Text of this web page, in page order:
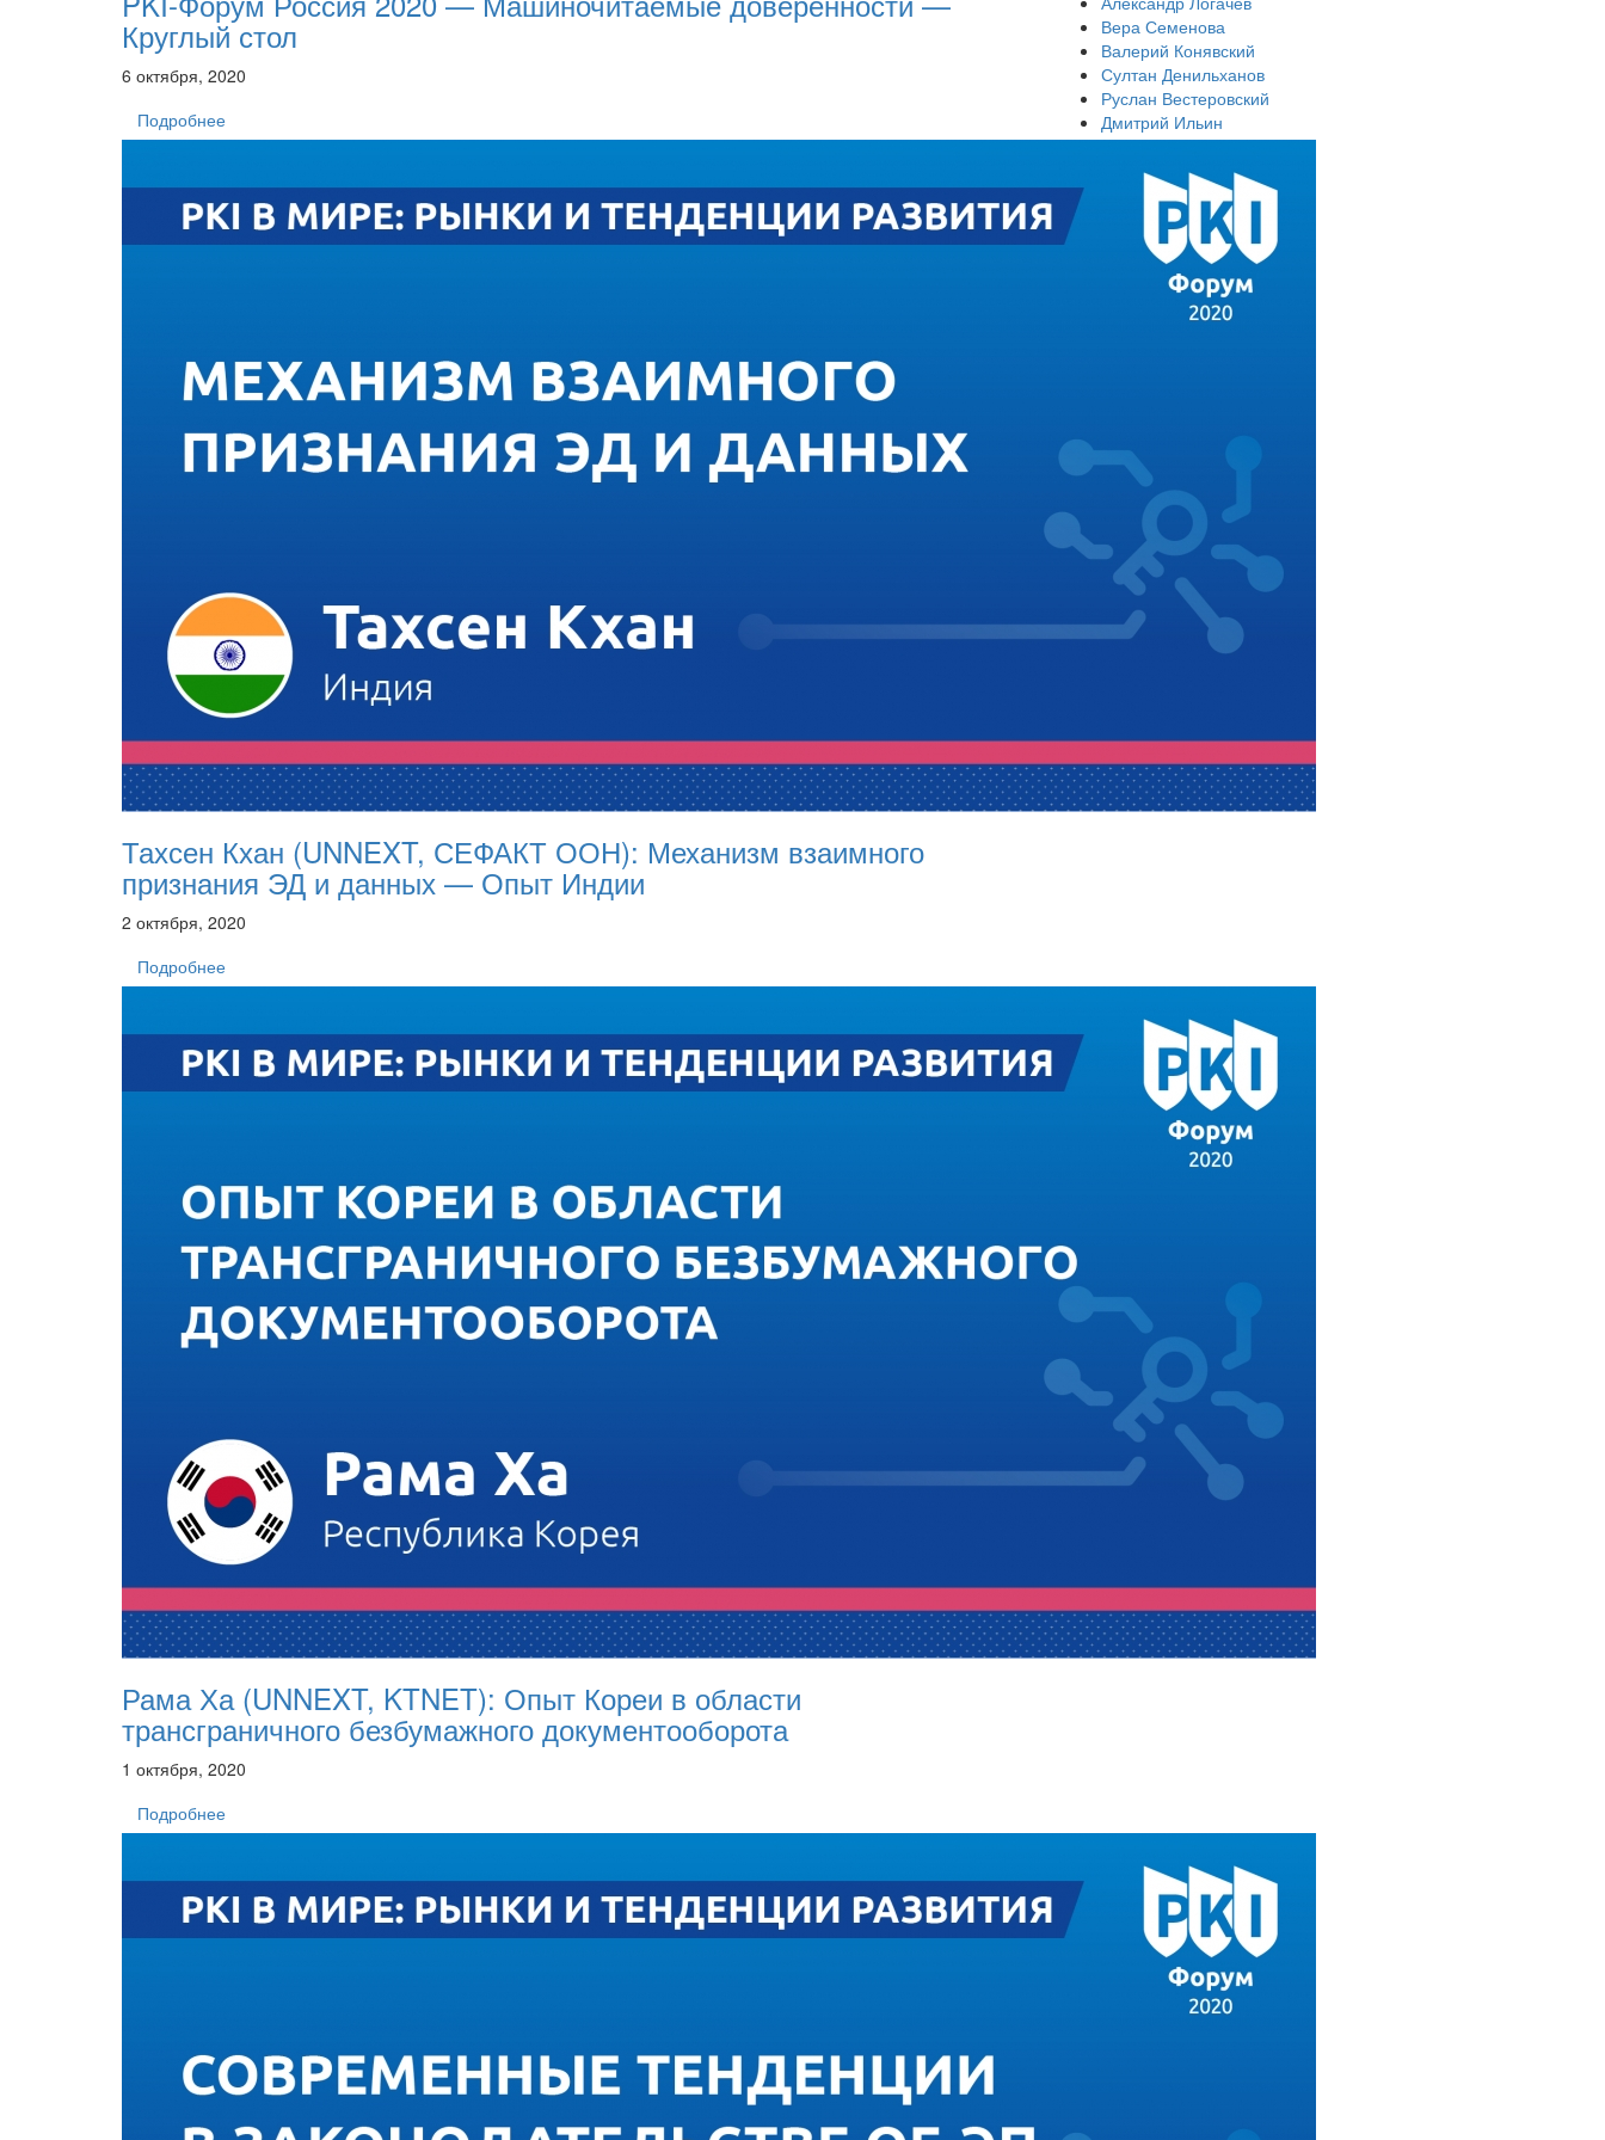
Круглый стол
6 октября, 2020
Подробнее
Тахсен Кхан (UNNEXT, СЕФАКТ ООН): Механизм взаимного
признания ЭД и данных — Опыт Индии
2 октября, 2020
Подробнее
Рама Ха (UNNEXT, KTNET): Опыт Кореи в области
трансграничного безбумажного документооборота
1 октября, 2020
Подробнее
Вера Семенова
Валерий Конявский
Султан Денильханов
Руслан Вестеровский
Дмитрий Ильин